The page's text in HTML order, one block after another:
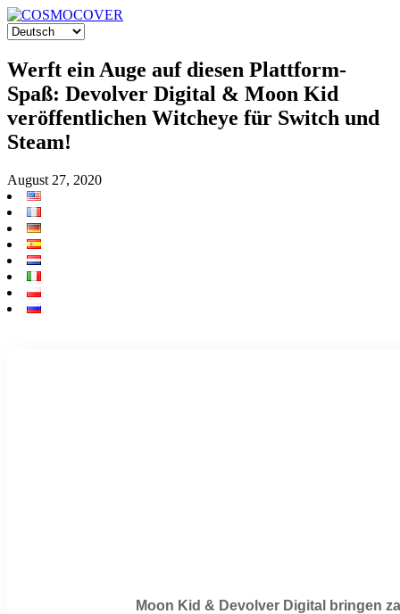
Werft ein Auge auf diesen Plattform-
Spaß: Devolver Digital & Moon Kid
veröffentlichen Witcheye für Switch und
Steam!
August 27, 2020
Moon Kid & Devolver Digital bringen